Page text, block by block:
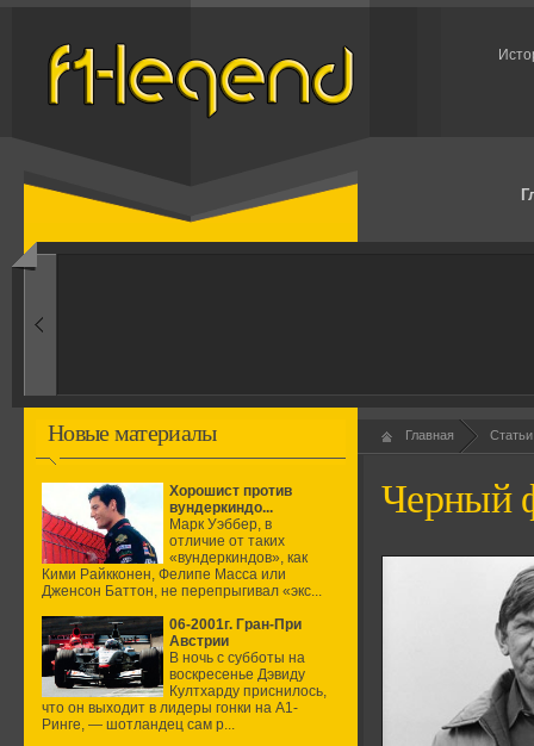
1960-ые
Новые материалы
Хорошист против
вундеркиндо...
Марк Уэббер, в
отличие от таких
«вундеркиндов», как
Кими Райкконен, Фелипе Масса или
Дженсон Баттон, не перепрыгивал «экс...
06-2001г. Гран-При
Австрии
В ночь с субботы на
воскресенье Дэвиду
Култхарду приснилось,
что он выходит в лидеры гонки на А1-
Ринге, — шотландец сам р...
Главная
Черный